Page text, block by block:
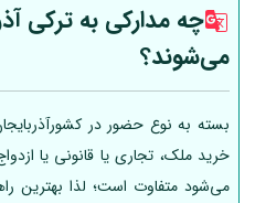
چه مدارکی به ترکی
می‌شوند؟
بسته به نوع حضور در
خرید ملک، تجاری یا قانونی یا
می‌شود متفاوت است؛ لذا بهترین